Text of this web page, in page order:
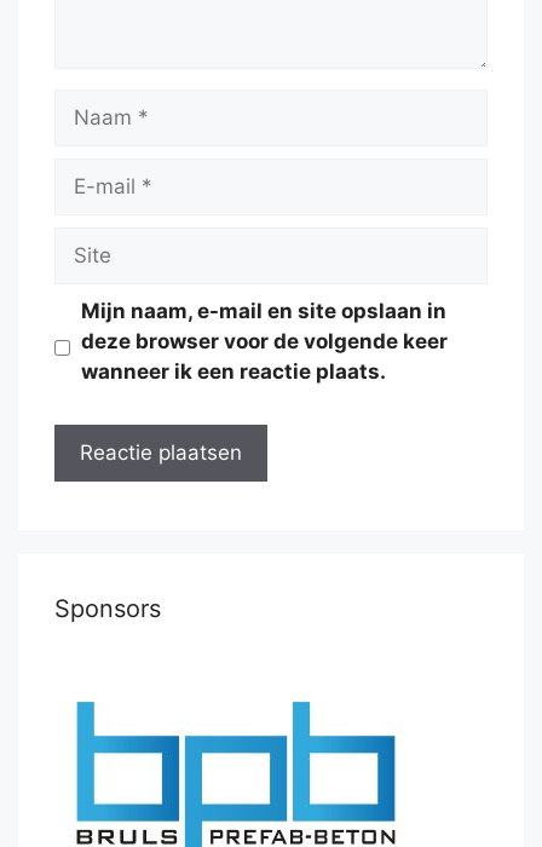
Naam
Site
Mijn naam, e-mail en site opslaan in
deze browser voor de volgende keer
wanneer ik een reactie plaats.
Sponsors